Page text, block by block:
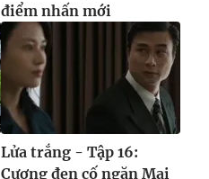
điểm nhấn mới
Lửa trắng - Tập 16:
Cương đen cố ngăn Mai